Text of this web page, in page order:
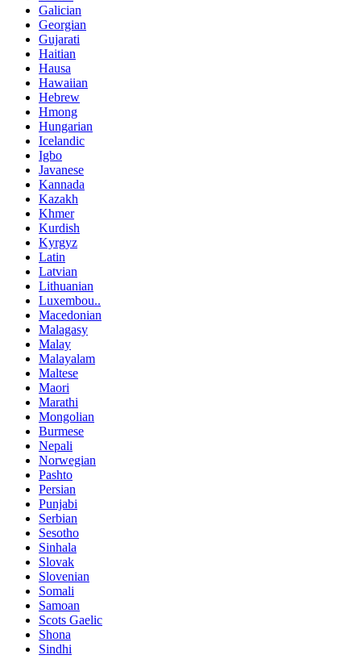
Galician
Georgian
Gujarati
Haitian
Hausa
Hawaiian
Hebrew
Hmong
Hungarian
Icelandic
Igbo
Javanese
Kannada
Kazakh
Khmer
Kurdish
Kyrgyz
Latin
Latvian
Lithuanian
Luxembou..
Macedonian
Malagasy
Malay
Malayalam
Maltese
Maori
Marathi
Mongolian
Burmese
Nepali
Norwegian
Pashto
Persian
Punjabi
Serbian
Sesotho
Sinhala
Slovak
Slovenian
Somali
Samoan
Scots Gaelic
Shona
Sindhi